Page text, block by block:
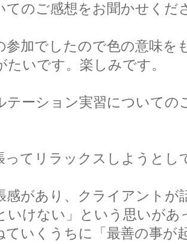
てのご感想をお聞かせくだ
参加でしたので色の意味を
たいです。楽しみです。
ーション実習についての
ってリラックスしようとし
感があり、クライアントが
いけない」という思いがあ
ていくうちに「最善の事が